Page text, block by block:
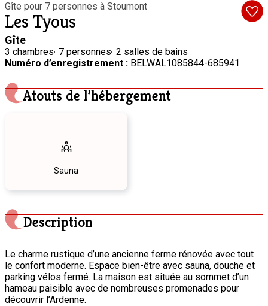
Gîte pour 7 personnes à Stoumont
Les Tyous
Gîte
3 chambres 7 personnes 2 salles de bains
Numéro d’enregistrement : BELWAL1085844-685941
Atouts de l’hébergement
Sauna
Description
Le charme rustique d’une ancienne ferme rénovée avec tout
le confort moderne. Espace bien-être avec sauna, douche et
parking vélos fermé. La maison est située au sommet d’un
hameau paisible avec de nombreuses promenades pour
découvrir l’Ardenne.